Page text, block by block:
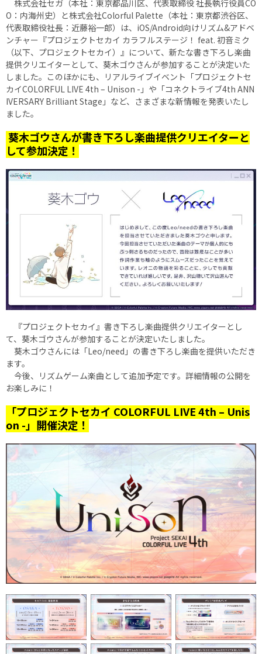
株式会社セガ（本社：東京都品川区、代表取締役 社長執行役員CO
O：内海州史）と株式会社Colorful Palette（本社：東京都渋谷区、
代表取締役社長：近藤裕一郎）は、iOS/Android向けリズム&アドベ
ンチャー『プロジェクトセカイ カラフルステージ！ feat. 初音ミク
（以下、プロジェクトセカイ）』について、新たな書き下ろし楽曲
提供クリエイターとして、葵木ゴウさんが参加することが決定いた
しました。このほかにも、リアルライブイベント「プロジェクトセ
カイCOLORFUL LIVE 4th – Unison -」や「コネクトライブ4th ANN
IVERSARY Brilliant Stage」など、さまざまな新情報を発表いたし
ました。
葵木ゴウさんが書き下ろし楽曲提供クリエイターと
して参加決定！
『プロジェクトセカイ』書き下ろし楽曲提供クリエイターとし
て、葵木ゴウさんが参加することが決定いたしました。
葵木ゴウさんには「Leo/need」の書き下ろし楽曲を提供いただき
ます。
今後、リズムゲーム楽曲として追加予定です。詳細情報の公開を
お楽しみに！
「プロジェクトセカイ COLORFUL LIVE 4th – Unis
on -」開催決定！